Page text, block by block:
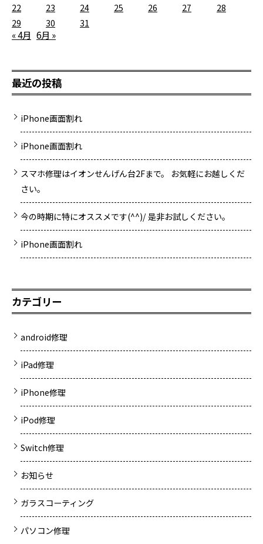
22
23 24 25 26 27
28
29
30 31
« 4月 6月 »
最近の投稿
iPhone画面割れ
iPhone画面割れ
スマホ修理はイオンせんげん台2Fまで。 お気軽にお越しくだ
さい。
今の時期に特にオススメです(^^)/ 是非お試しください。
iPhone画面割れ
カテゴリー
android修理
iPad修理
iPhone修理
iPod修理
Switch修理
お知らせ
ガラスコーティング
パソコン修理